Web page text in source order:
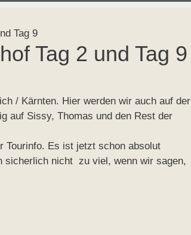
Tag 9
Tag 2 und Tag 9
/ Kärnten. Hier werden wir auch auf der
auf Sissy, Thomas und den Rest der
Tourinfo. Es ist jetzt schon absolut
sicherlich nicht zu viel, wenn wir sagen,